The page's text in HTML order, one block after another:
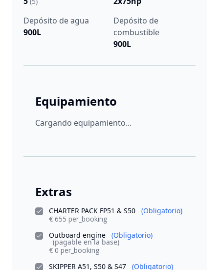
Depósito de agua
900L
Depósito de
combustible
900L
Equipamiento
Cargando equipamiento...
Extras
CHARTER PACK FP51 & S50
(Obligatorio)
€ 655 per_booking
Outboard engine
(Obligatorio)
(pagable en la base)
€ 0 per_booking
SKIPPER A51, S50 & S47
(Obligatorio)